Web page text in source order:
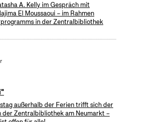
A. Kelly im Gespräch mit
El Moussaoui – im Rahmen
in der Zentralbibliothek
außerhalb der Ferien trifft sich der
der Zentralbibliothek am Neumarkt –